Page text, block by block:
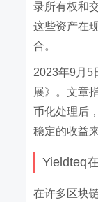
录所有权和
这些资产在
合。
2023年9月5
展》。文章
币化处理后
稳定的收益来
Yieldteq
在许多区块